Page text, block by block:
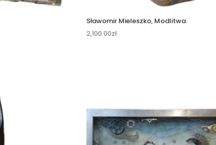
Sławomir Mieleszko, Modlitwa
2,100.00zł